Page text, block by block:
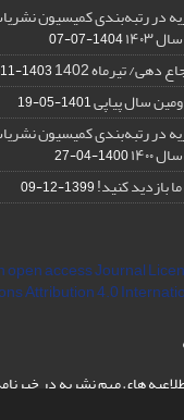
در رتبه‌بندی کمیسیون
۱۴۰۳ 1404-07-07
دهی/ تیرماه 1402 1403-11-11
سال پیاپی1401-05-19
در رتبه‌بندی کمیسیون
۱۴۰۰ 1400-04-27
بازدید کنید!1399-12-09
open access Journal
Attribution 4.0
های مهم نشریه در